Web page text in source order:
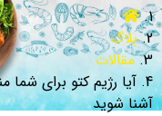
بلاگ
مقالات
آیا رژیم کتو برای
آشنا شوید